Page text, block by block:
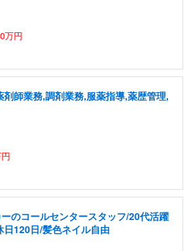
万円
師業務,調剤業務,服薬指導,薬歴管理,
のコールセンタースタッフ/20代活躍
120日/髪色ネイル自由